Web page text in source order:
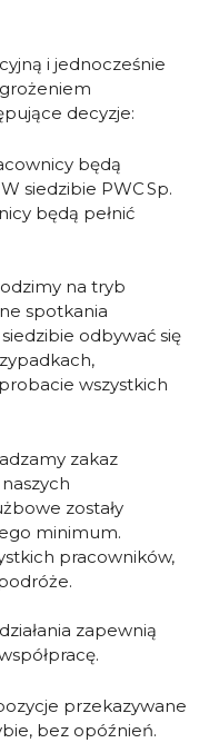
i jednocześnie
decyzje:
będą
siedzibie PWC Sp.
będą pełnić
na tryb
spotkania
odbywać się
wszystkich
zakaz
zostały
minimum.
pracowników,
zapewnią
przekazywane
bez opóźnień.